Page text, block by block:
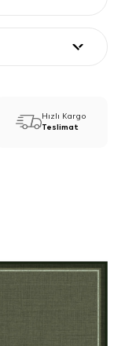
Hızlı Kargo
Teslimat